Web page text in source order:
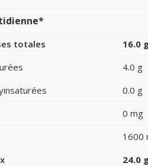
totales 16.0
4.0 g
0.0 g
0 mg
1600
24.0